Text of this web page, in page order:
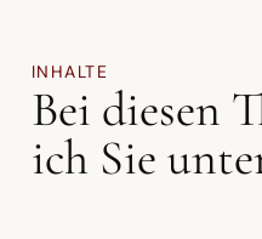
INHALTE
Bei diesen
ich Sie